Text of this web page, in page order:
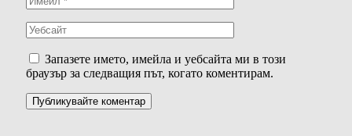
Запазете името, имейла и уебсайта ми в този
браузър за следващия път, когато коментирам.